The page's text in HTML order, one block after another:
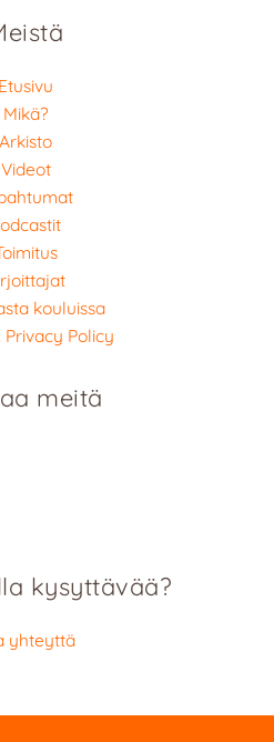
Etusivu
Mikä?
Arkisto
Videot
kouluissa
Privacy Policy
meitä
kysyttävää?
yhteyttä